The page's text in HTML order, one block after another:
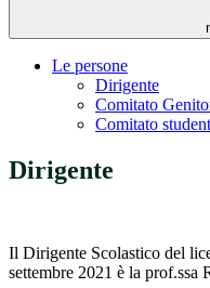
Le persone
Dirigente
Comitato
Comitato
Dirigente
Il Dirigente Scolastico del
settembre 2021 è la prof.ssa